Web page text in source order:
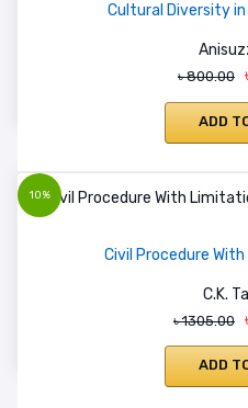
Cultural Diversity
৳ 800.00
ADD
10%
Civil Procedure
C.K.
৳ 1305.00
ADD